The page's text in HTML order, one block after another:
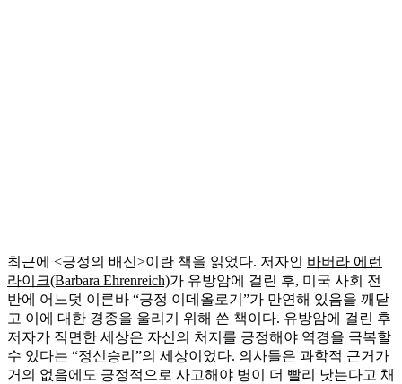
최근에 <긍정의 배신>이란 책을 읽었다. 저자인 바버라 에런
라이크(Barbara Ehrenreich)가 유방암에 걸린 후, 미국 사회 전
반에 어느덧 이른바 “긍정 이데올로기”가 만연해 있음을 깨닫
고 이에 대한 경종을 울리기 위해 쓴 책이다. 유방암에 걸린 후
저자가 직면한 세상은 자신의 처지를 긍정해야 역경을 극복할
수 있다는 “정신승리”의 세상이었다. 의사들은 과학적 근거가
거의 없음에도 긍정적으로 사고해야 병이 더 빨리 낫는다고 채